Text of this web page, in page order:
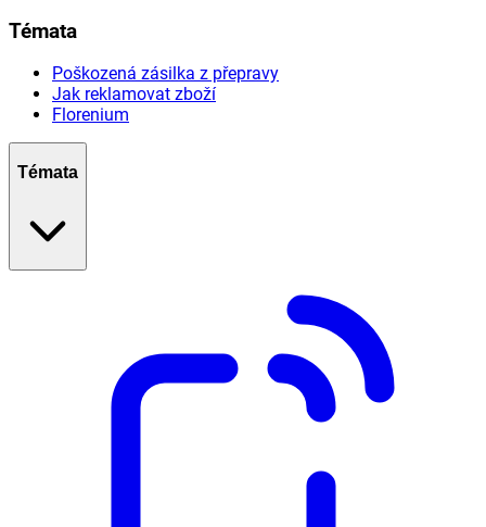
Témata
Poškozená zásilka z přepravy
Jak reklamovat zboží
Florenium
Témata